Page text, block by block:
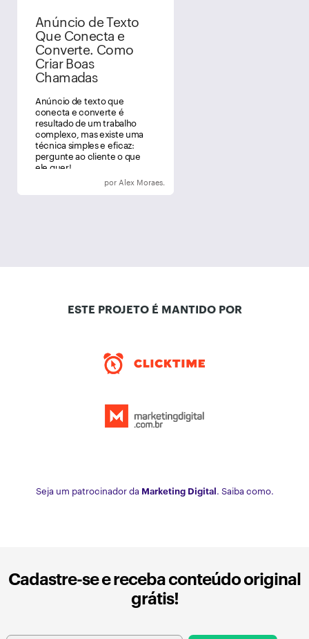
Anúncio de Texto
Que Conecta e
Converte. Como
Criar Boas
Chamadas
Anúncio de texto que
conecta e converte é
resultado de um trabalho
complexo, mas existe uma
técnica simples e eficaz:
pergunte ao cliente o que
ele quer!
por Alex Moraes.
ESTE PROJETO É MANTIDO POR
Seja um patrocinador da Marketing Digital. Saiba como.
Cadastre-se e receba conteúdo original
grátis!